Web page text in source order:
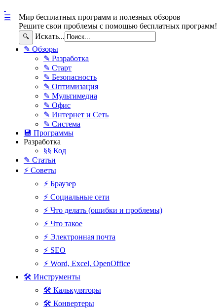
Мир бесплатных программ и полезных обзоров
Решите свои проблемы с помощью бесплатных программ!
🔍 Искать...
☰
✎ Обзоры
✎ Разработка
✎ Старт
✎ Безопасность
✎ Оптимизация
✎ Мультимедиа
✎ Офис
✎ Интернет и Сеть
✎ Система
💾 Программы
Разработка
§§ Код
✎ Статьи
⚡ Советы
⚡ Браузер
⚡ Социальные сети
⚡ Что делать (ошибки и проблемы)
⚡ Что такое
⚡ Электронная почта
⚡ SEO
⚡ Word, Excel, OpenOffice
🛠 Инструменты
🛠 Калькуляторы
🛠 Конвертеры